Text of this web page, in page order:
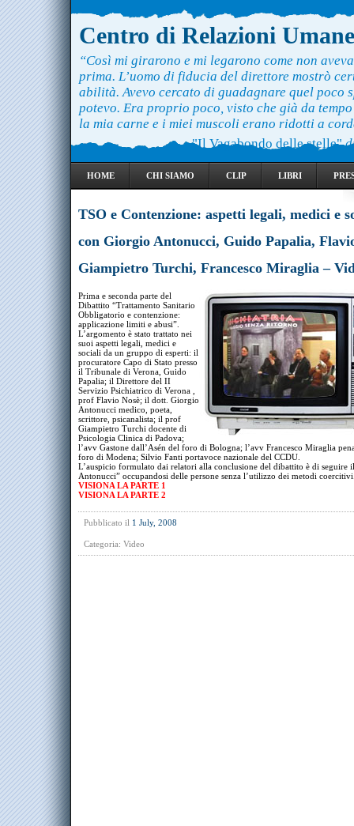
Centro di Relazioni Umane
“Così mi girarono e mi legarono come non
prima. L’uomo di fiducia del direttore mostrò
abilità. Avevo cercato di guadagnare quel poco
potevo. Era proprio poco, visto che già da
la mia carne e i miei muscoli erano ridotti a
"Il Vagabondo delle stelle"
HOME CHI SIAMO CLIP LIBRI
TSO e Contenzione: aspetti legali, medici e
con Giorgio Antonucci, Guido Papalia,
Giampietro Turchi, Francesco Miraglia –
Prima e seconda parte del
Dibattito “Trattamento Sanitario
Obbligatorio e contenzione:
applicazione limiti e abusi”.
L’argomento è stato trattato nei
suoi aspetti legali, medici e
sociali da un gruppo di esperti: il
procuratore Capo di Stato presso
il Tribunale di Verona, Guido
Papalia; il Direttore del II
Servizio Psichiatrico di Verona ,
prof Flavio Nosè; il dott. Giorgio
Antonucci medico, poeta,
scrittore, psicanalista; il prof
Giampietro Turchi docente di
Psicologia Clinica di Padova;
l’avv Gastone dall’Asén del foro di Bologna; l’avv Francesco Miraglia
foro di Modena; Silvio Fanti portavoce nazionale del CCDU.
L’auspicio formulato dai relatori alla conclusione del dibattito è di seguire
Antonucci” occupandosi delle persone senza l’utilizzo dei metodi
VISIONA LA PARTE 1
VISIONA LA PARTE 2
Pubblicato il 1 July, 2008
Categoria: Video